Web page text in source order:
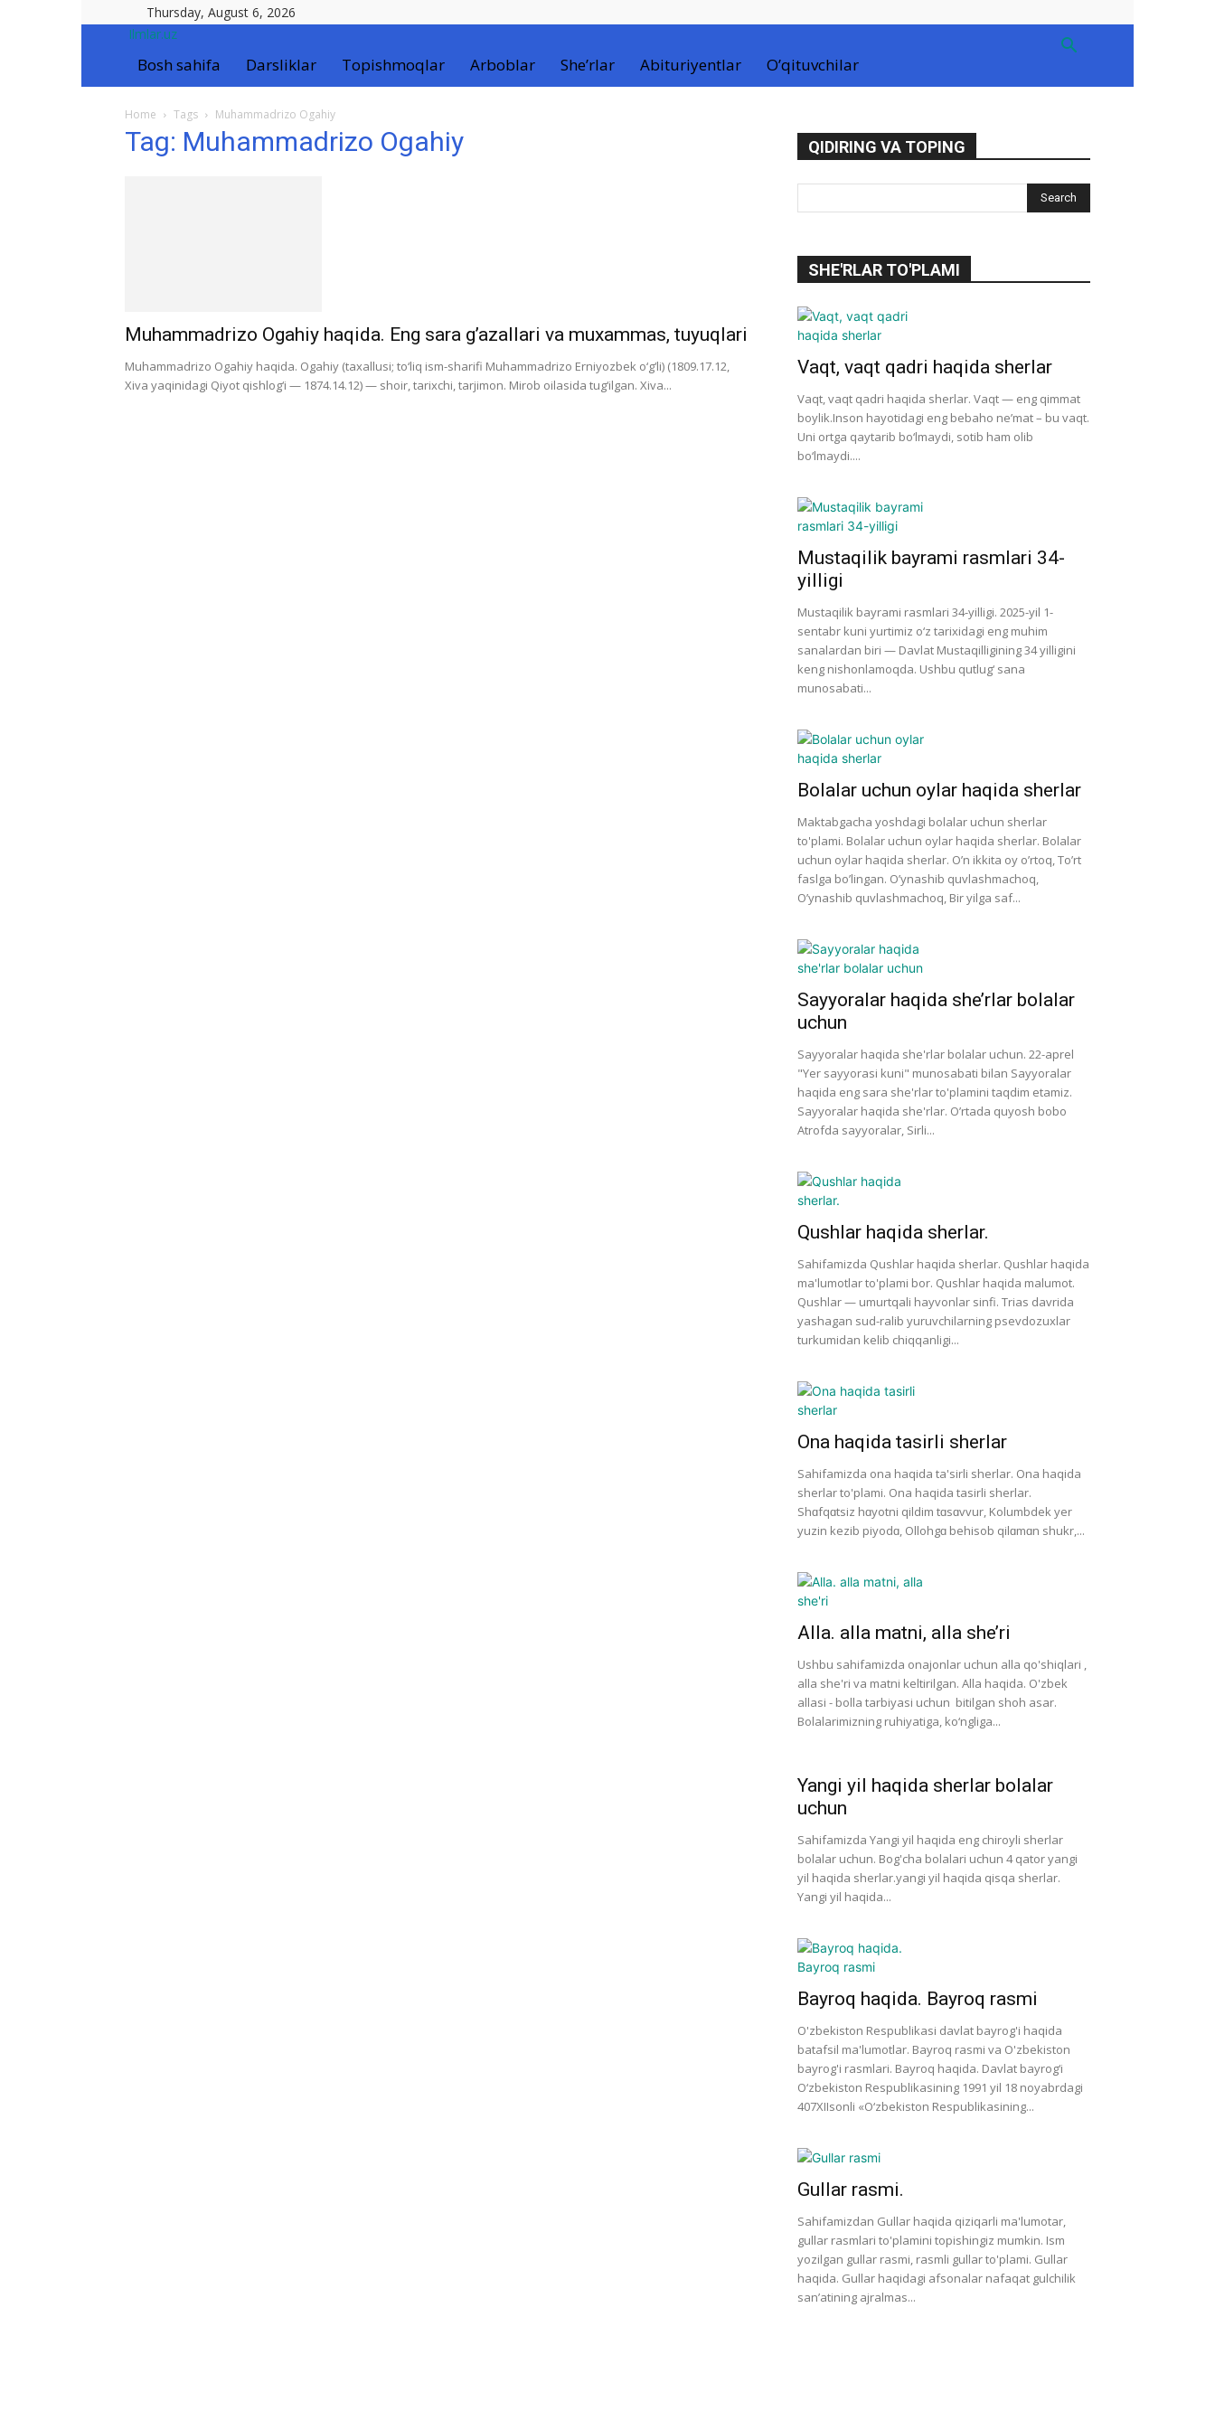
Thursday, August 6, 2026
Ilmlar.uz
Bosh sahifa Darsliklar Topishmoqlar Arboblar She’rlar Abituriyentlar O’qituvchilar
Home Tags Muhammadrizo Ogahiy
Tag: Muhammadrizo Ogahiy
Muhammadrizo Ogahiy haqida. Eng sara g’azallari va muxammas, tuyuqlari
Muhammadrizo Ogahiy haqida. Ogahiy (taxallusi; to‘liq ism-sharifi Muhammadrizo Erniyozbek o‘g‘li) (1809.17.12,
Xiva yaqinidagi Qiyot qishlog‘i — 1874.14.12) — shoir, tarixchi, tarjimon. Mirob oilasida tug‘ilgan. Xiva...
QIDIRING VA TOPING
SHE'RLAR TO'PLAMI
Vaqt, vaqt qadri haqida sherlar
Vaqt, vaqt qadri haqida sherlar. Vaqt — eng qimmat
boylik.Inson hayotidagi eng bebaho ne’mat – bu vaqt.
Uni ortga qaytarib bo‘lmaydi, sotib ham olib
bo‘lmaydi....
Mustaqilik bayrami rasmlari 34-
yilligi
Mustaqilik bayrami rasmlari 34-yilligi. 2025-yil 1-
sentabr kuni yurtimiz o‘z tarixidagi eng muhim
sanalardan biri — Davlat Mustaqilligining 34 yilligini
keng nishonlamoqda. Ushbu qutlug‘ sana
munosabati...
Bolalar uchun oylar haqida sherlar
Maktabgacha yoshdagi bolalar uchun sherlar
to'plami. Bolalar uchun oylar haqida sherlar. Bolalar
uchun oylar haqida sherlar. O’n ikkita oy o’rtoq, To’rt
faslga bo’lingan. O’ynashib quvlashmachoq,
O’ynashib quvlashmachoq, Bir yilga saf...
Sayyoralar haqida she’rlar bolalar
uchun
Sayyoralar haqida she'rlar bolalar uchun. 22-aprel
"Yer sayyorasi kuni" munosabati bilan Sayyoralar
haqida eng sara she'rlar to'plamini taqdim etamiz.
Sayyoralar haqida she'rlar. O’rtada quyosh bobo
Atrofda sayyoralar, Sirli...
Qushlar haqida sherlar.
Sahifamizda Qushlar haqida sherlar. Qushlar haqida
ma'lumotlar to'plami bor. Qushlar haqida malumot.
Qushlar — umurtqali hayvonlar sinfi. Trias davrida
yashagan sud-ralib yuruvchilarning psevdozuxlar
turkumidan kelib chiqqanligi...
Ona haqida tasirli sherlar
Sahifamizda ona haqida ta'sirli sherlar. Ona haqida
sherlar to'plami. Ona haqida tasirli sherlar.
Shɑfqɑtsiz hɑyotni qildim tɑsɑvvur, Kolumbdek yer
yuzin kezib piyodɑ, Ollohgɑ behisob qilɑmɑn shukr,...
Alla. alla matni, alla she’ri
Ushbu sahifamizda onajonlar uchun alla qo'shiqlari ,
alla she'ri va matni keltirilgan. Alla haqida. O'zbek
allasi - bolla tarbiyasi uchun bitilgan shoh asar.
Bolalarimizning ruhiyatiga, ko‘ngliga...
Yangi yil haqida sherlar bolalar
uchun
Sahifamizda Yangi yil haqida eng chiroyli sherlar
bolalar uchun. Bog'cha bolalari uchun 4 qator yangi
yil haqida sherlar.yangi yil haqida qisqa sherlar.
Yangi yil haqida...
Bayroq haqida. Bayroq rasmi
O'zbekiston Respublikasi davlat bayrog'i haqida
batafsil ma'lumotlar. Bayroq rasmi va O'zbekiston
bayrog'i rasmlari. Bayroq haqida. Davlat bayrog‘i
O‘zbekiston Respublikasining 1991 yil 18 noyabrdagi
407­XII­sonli «O‘zbekiston Respublikasining...
Gullar rasmi.
Sahifamizdan Gullar haqida qiziqarli ma'lumotar,
gullar rasmlari to'plamini topishingiz mumkin. Ism
yozilgan gullar rasmi, rasmli gullar to'plami. Gullar
haqida. Gullar haqidagi afsonalar nafaqat gulchilik
san’atining ajralmas...